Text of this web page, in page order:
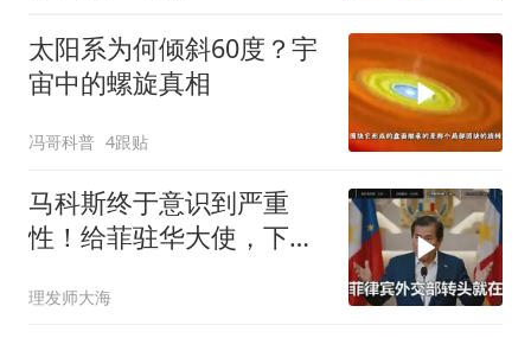
太阳系为何倾斜60度？宇
宙中的螺旋真相
冯哥科普 4跟贴
马科斯终于意识到严重
性！给菲驻华大使，下达
理发师大海